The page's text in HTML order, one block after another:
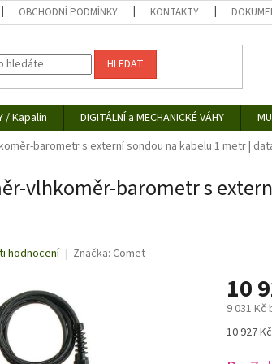
OBCHODNÍ PODMÍNKY KONTAKTY
HLEDAT
/ Kapalin DIGITÁLNÍ a MECHANICKÉ VÁHY
barometr s externí sondou na kabelu 1 metr |
vlhkoměr-barometr s
hodnocení Značka: Comet
10
9 031 Kč
Měrná
10 927